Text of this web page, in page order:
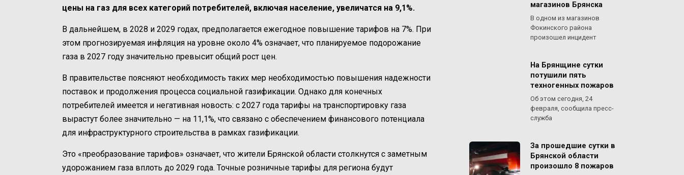
цены на газ для всех категорий потребителей, включая население, увеличатся на 9,1%.
В дальнейшем, в 2028 и 2029 годах, предполагается ежегодное повышение тарифов на 7%. При
этом прогнозируемая инфляция на уровне около 4% означает, что планируемое подорожание
газа в 2027 году значительно превысит общий рост цен.
В правительстве поясняют необходимость таких мер необходимостью повышения надежности
поставок и продолжения процесса социальной газификации. Однако для конечных
потребителей имеется и негативная новость: с 2027 года тарифы на транспортировку газа
вырастут более значительно — на 11,1%, что связано с обеспечением финансового потенциала
для инфраструктурного строительства в рамках газификации.
Это «преобразование тарифов» означает, что жители Брянской области столкнутся с заметным
удорожанием газа вплоть до 2029 года. Точные розничные тарифы для региона будут
магазинов Брянска
В одном из магазинов
Фокинского района
произошел инцидент
На Брянщине сутки
потушили пять
техногенных пожаров
Об этом сегодня, 24
февраля, сообщила пресс-
служба
За прошедшие сутки в
Брянской области
произошло 8 пожаров